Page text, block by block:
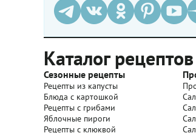
Каталог рецептов
Сезонные рецепты
Рецепты из капусты
Блюда с картошкой
Рецепты с грибами
Яблочные пироги
Рецепты с клюквой